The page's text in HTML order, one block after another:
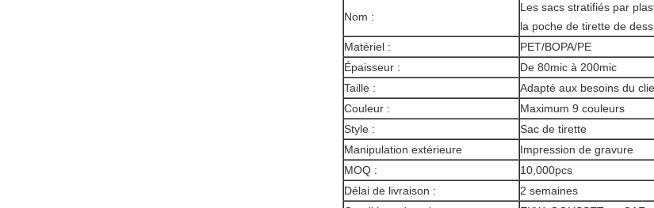
Nom :
Les sacs stratifiés par
la poche de tirette de
Matériel :
PET/BOPA/PE
Épaisseur :
De 80mic à 200mic
Taille :
Adapté aux besoins du
Couleur :
Maximum 9 couleurs
Style :
Sac de tirette
Manipulation extérieure
Impression de gravure
MOQ :
10,000pcs
Délai de livraison :
2 semaines